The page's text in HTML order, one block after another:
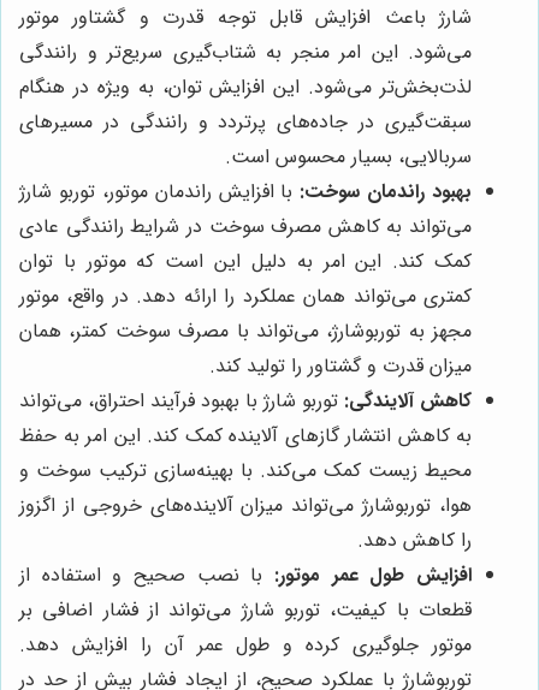
شارژ باعث افزایش قابل توجه قدرت و گشتاور موتور
می‌شود. این امر منجر به شتاب‌گیری سریع‌تر و رانندگی
لذت‌بخش‌تر می‌شود. این افزایش توان، به ویژه در هنگام
سبقت‌گیری در جاده‌های پرتردد و رانندگی در مسیرهای
سربالایی، بسیار محسوس است.
بهبود راندمان سوخت: با افزایش راندمان موتور، توربو شارژ
می‌تواند به کاهش مصرف سوخت در شرایط رانندگی عادی
کمک کند. این امر به دلیل این است که موتور با توان
کمتری می‌تواند همان عملکرد را ارائه دهد. در واقع، موتور
مجهز به توربوشارژ، می‌تواند با مصرف سوخت کمتر، همان
میزان قدرت و گشتاور را تولید کند.
کاهش آلایندگی: توربو شارژ با بهبود فرآیند احتراق، می‌تواند
به کاهش انتشار گازهای آلاینده کمک کند. این امر به حفظ
محیط زیست کمک می‌کند. با بهینه‌سازی ترکیب سوخت و
هوا، توربوشارژ می‌تواند میزان آلاینده‌های خروجی از اگزوز
را کاهش دهد.
افزایش طول عمر موتور: با نصب صحیح و استفاده از
قطعات با کیفیت، توربو شارژ می‌تواند از فشار اضافی بر
موتور جلوگیری کرده و طول عمر آن را افزایش دهد.
توربوشارژ با عملکرد صحیح، از ایجاد فشار بیش از حد در